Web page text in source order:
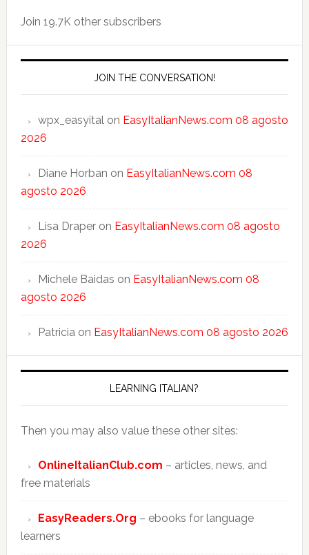
Join 19.7K other subscribers
JOIN THE CONVERSATION!
wpx_easyital on EasyItalianNews.com 08 agosto
2026
Diane Horban on EasyItalianNews.com 08
agosto 2026
Lisa Draperon EasyItalianNews.com 08 agosto
2026
Michele Baidas on EasyItalianNews.com 08
agosto 2026
Patricia on EasyItalianNews.com 08 agosto 2026
LEARNING ITALIAN?
Then you may also value these other sites:
OnlineItalianClub.com – articles, news, and
free materials
EasyReaders.Org – ebooks for language
learners